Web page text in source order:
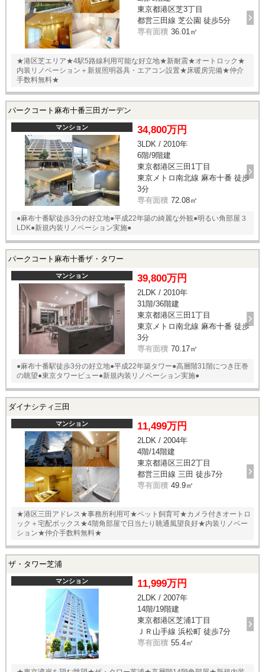
東京都港区芝3丁目
都営三田線 芝公園 徒歩5分
専有面積 36.01㎡
★港区芝エリア★4駅5路線利用可能な好立地★新耐震★オートロック★
内装リノベーション＋新規照明器具・エアコン設置★床暖房完備★仲介
手数料無料★
パークコート麻布十番三田ガーデン
マンション 34,800万円
3LDK / 2010年
6階/9階建
東京都港区三田1丁目
東京メトロ南北線 麻布十番 徒歩
3分
専有面積 72.08㎡
●麻布十番駅徒歩3分の好立地●平成22年築の綺麗な外観●明るい角部屋３
LDK●新規内装リノベーション実施●
パークコート麻布十番ザ・タワー
マンション 39,800万円
2LDK / 2010年
31階/36階建
東京都港区三田1丁目
東京メトロ南北線 麻布十番 徒歩
3分
専有面積 70.17㎡
●麻布十番駅徒歩3分の好立地●平成22年築タワー●高層階31階につき圧巻
の眺望●東京タワービュー●新規内装リノベーション実施●
ダイナシティ三田
マンション 11,499万円
2LDK / 2004年
4階/14階建
東京都港区三田2丁目
都営三田線 三田 徒歩7分
専有面積 49.9㎡
★港区三田アドレス★事務所利用可★ペット飼育可★カメラ付きオートロ
ック＋宅配ボックス★4階角部屋で日当たり眺通風望良好★内装リノベー
ション★仲介手数料無料★
ザ・タワー芝浦
マンション 11,999万円
2LDK / 2007年
14階/19階建
東京都港区芝浦1丁目
ＪＲ山手線 浜松町 徒歩7分
専有面積 55.4㎡